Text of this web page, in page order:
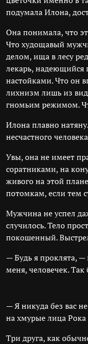
подумала Илона,
Она понимала, что
Что худощавый
делом, ища в лесу
лекарь,
настойками. Что он
лихнизм лишь из
гномьим режимом.
Илона плавно
несчастного
Увы, она не имеет
соратниками, на
живого на этой
потомкам, если тем
Мужчина не успел
случилось. Тело
покошенный.
— Будь я проклята,
меня, человечек.
— Я никуда без вас
на хмурые лица Рока
Три друга, как